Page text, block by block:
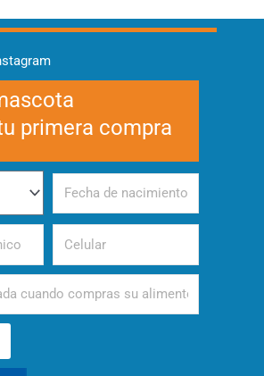
primera compra
de
nacimiento